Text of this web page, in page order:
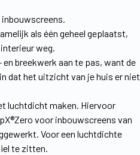
als één geheel geplaatst,
weg.
breekwerk aan te pas, want de
dat het uitzicht van je huis er niet
luchtdicht maken. Hiervoor
voor inbouwscreens van
Voor een luchtdichte
te zitten.